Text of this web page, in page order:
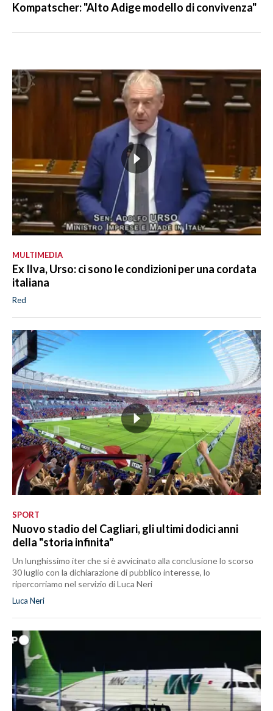
Kompatscher: "Alto Adige modello di convivenza"
MULTIMEDIA
Ex Ilva, Urso: ci sono le condizioni per una cordata
italiana
Red
SPORT
Nuovo stadio del Cagliari, gli ultimi dodici anni
della "storia infinita"
Un lunghissimo iter che si è avvicinato alla conclusione lo scorso
30 luglio con la dichiarazione di pubblico interesse, lo
ripercorriamo nel servizio di Luca Neri
Luca Neri